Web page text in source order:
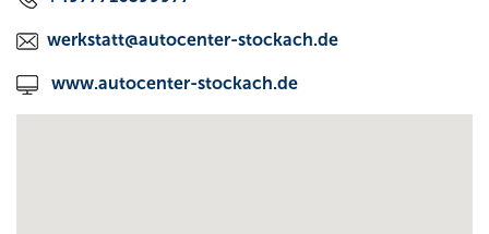
werkstatt@autocenter-stockach.de
www.autocenter-stockach.de